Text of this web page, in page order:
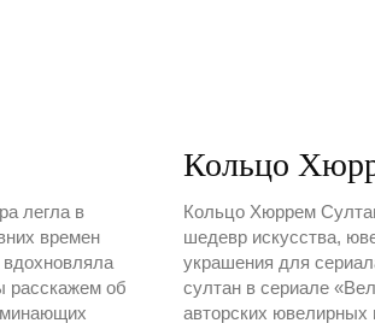
легла в
времен
вдохновляла
расскажем об
Кольцо
Кольцо Хюррем
шедевр искусства,
украшения для
султан в сериале
авторских